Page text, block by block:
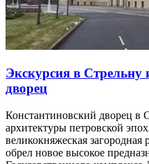
Экскурсия в Стрельну
дворец
Константиновский дворец в
архитектуры петровской
великокняжеская
обрел новое высокое